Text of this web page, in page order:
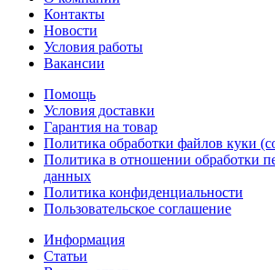
Контакты
Новости
Условия работы
Вакансии
Помощь
Условия доставки
Гарантия на товар
Политика обработки файлов куки
Политика в отношении обработки
данных
Политика конфиденциальности
Пользовательское соглашение
Информация
Статьи